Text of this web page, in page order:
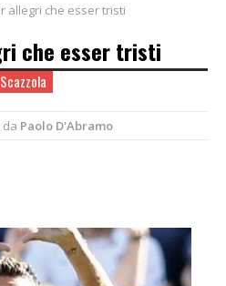
allegri che esser tristi
che esser tristi
da Paolo D'Abramo